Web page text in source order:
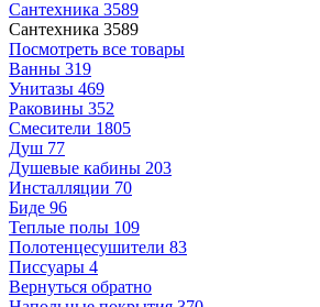
Сантехника 3589
Сантехника 3589
Посмотреть все товары
Ванны 319
Унитазы 469
Раковины 352
Смесители 1805
Душ 77
Душевые кабины 203
Инсталляции 70
Биде 96
Теплые полы 109
Полотенцесушители 83
Писсуары 4
Вернуться обратно